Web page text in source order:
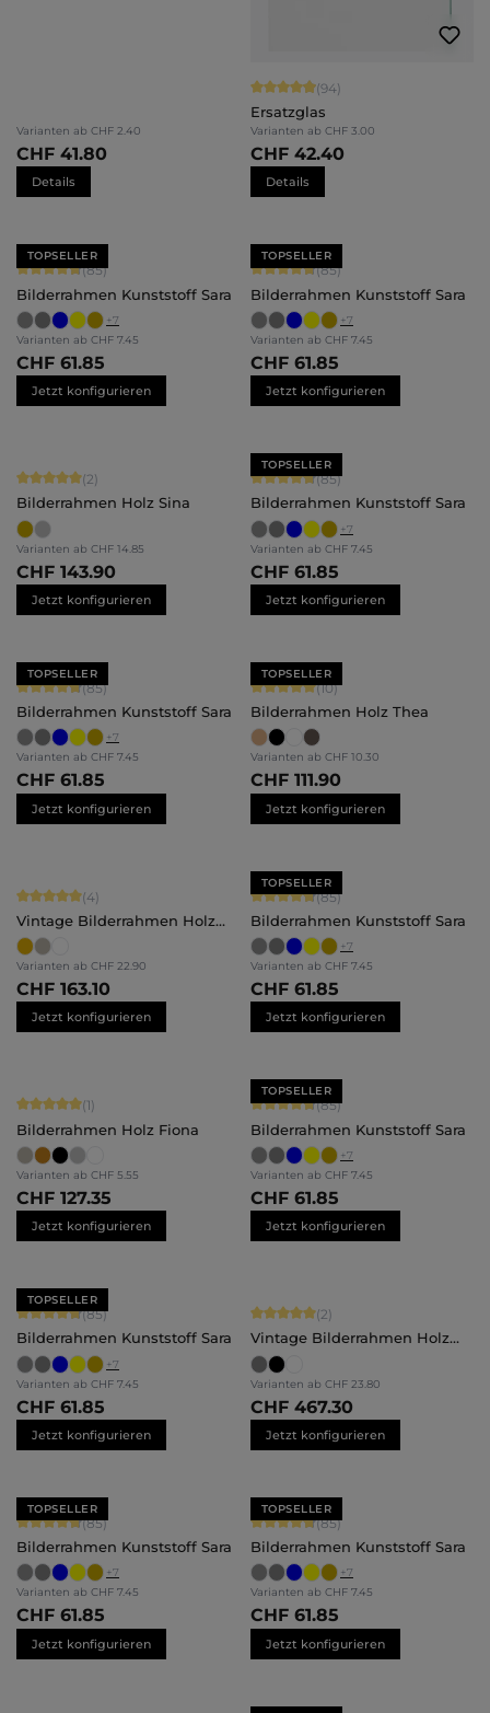
Varianten ab CHF 2.40
CHF 41.80
Details
Durchschnittliche Bewertung von
(94)
Ersatzglas
Varianten ab CHF 3.00
CHF 42.40
Details
TOPSELLER
Durchschnittliche Bewertung von 4.71 von 5 Sternen
(85)
Bilderrahmen Kunststoff Sara
+7
Varianten ab CHF 7.45
CHF 61.85
Jetzt konfigurieren
TOPSELLER
Durchschnittliche Bewertung von
(85)
Bilderrahmen Kunststoff Sara
+7
Varianten ab CHF 7.45
CHF 61.85
Jetzt konfigurieren
Durchschnittliche Bewertung von 5 von 5 Sternen
(2)
Bilderrahmen Holz Sina
Varianten ab CHF 14.85
CHF 143.90
Jetzt konfigurieren
TOPSELLER
Durchschnittliche Bewertung von
(85)
Bilderrahmen Kunststoff Sara
+7
Varianten ab CHF 7.45
CHF 61.85
Jetzt konfigurieren
TOPSELLER
Durchschnittliche Bewertung von 4.71 von 5 Sternen
(85)
Bilderrahmen Kunststoff Sara
+7
Varianten ab CHF 7.45
CHF 61.85
Jetzt konfigurieren
TOPSELLER
Durchschnittliche Bewertung von 5
(10)
Bilderrahmen Holz Thea
Varianten ab CHF 10.30
CHF 111.90
Jetzt konfigurieren
Durchschnittliche Bewertung von 5 von 5 Sternen
(4)
Vintage Bilderrahmen Holz
Lysann
Varianten ab CHF 22.90
CHF 163.10
Jetzt konfigurieren
TOPSELLER
Durchschnittliche Bewertung von
(85)
Bilderrahmen Kunststoff Sara
+7
Varianten ab CHF 7.45
CHF 61.85
Jetzt konfigurieren
Durchschnittliche Bewertung von 5 von 5 Sternen
(1)
Bilderrahmen Holz Fiona
Varianten ab CHF 5.55
CHF 127.35
Jetzt konfigurieren
TOPSELLER
Durchschnittliche Bewertung von
(85)
Bilderrahmen Kunststoff Sara
+7
Varianten ab CHF 7.45
CHF 61.85
Jetzt konfigurieren
TOPSELLER
Durchschnittliche Bewertung von 4.71 von 5 Sternen
(85)
Bilderrahmen Kunststoff Sara
+7
Varianten ab CHF 7.45
CHF 61.85
Jetzt konfigurieren
Durchschnittliche Bewertung von 5
(2)
Vintage Bilderrahmen Holz
Insa
Varianten ab CHF 23.80
CHF 467.30
Jetzt konfigurieren
TOPSELLER
Durchschnittliche Bewertung von 4.71 von 5 Sternen
(85)
Bilderrahmen Kunststoff Sara
+7
Varianten ab CHF 7.45
CHF 61.85
Jetzt konfigurieren
TOPSELLER
Durchschnittliche Bewertung von
(85)
Bilderrahmen Kunststoff Sara
+7
Varianten ab CHF 7.45
CHF 61.85
Jetzt konfigurieren